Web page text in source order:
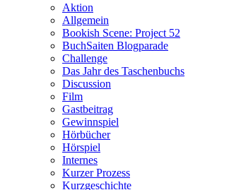
Aktion
Allgemein
Bookish Scene: Project 52
BuchSaiten Blogparade
Challenge
Das Jahr des Taschenbuchs
Discussion
Film
Gastbeitrag
Gewinnspiel
Hörbücher
Hörspiel
Internes
Kurzer Prozess
Kurzgeschichte